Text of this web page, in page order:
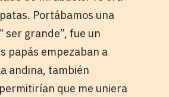
Portábamos una
ser grande”, fue un
papás empezaban a
andina, también
que me uniera